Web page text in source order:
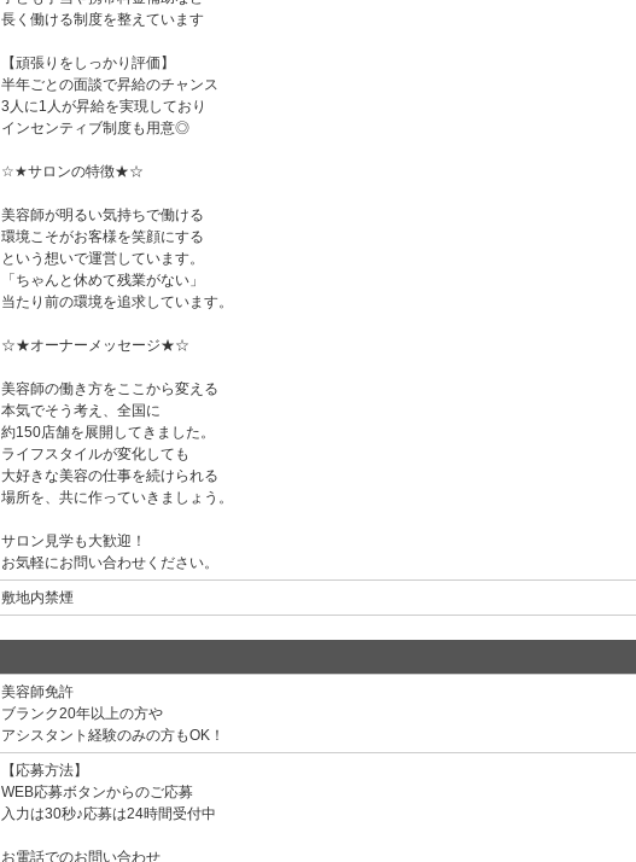
長く働ける制度を整えています
【頑張りをしっかり評価】
半年ごとの面談で昇給のチャンス
3人に1人が昇給を実現しており
インセンティブ制度も用意◎
☆★サロンの特徴★☆
美容師が明るい気持ちで働ける
環境こそがお客様を笑顔にする
という想いで運営しています。
「ちゃんと休めて残業がない」
当たり前の環境を追求しています。
☆★オーナーメッセージ★☆
美容師の働き方をここから変える
本気でそう考え、全国に
約150店舗を展開してきました。
ライフスタイルが変化しても
大好きな美容の仕事を続けられる
場所を、共に作っていきましょう。
サロン見学も大歓迎！
お気軽にお問い合わせください。
敷地内禁煙
美容師免許
ブランク20年以上の方や
アシスタント経験のみの方もOK！
【応募方法】
WEB応募ボタンからのご応募
入力は30秒♪応募は24時間受付中
お電話でのお問い合わせ